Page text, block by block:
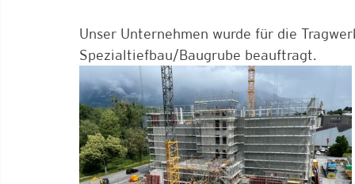
Unser Unternehmen wurde für die
Spezialtiefbau/Baugrube beauftragt.